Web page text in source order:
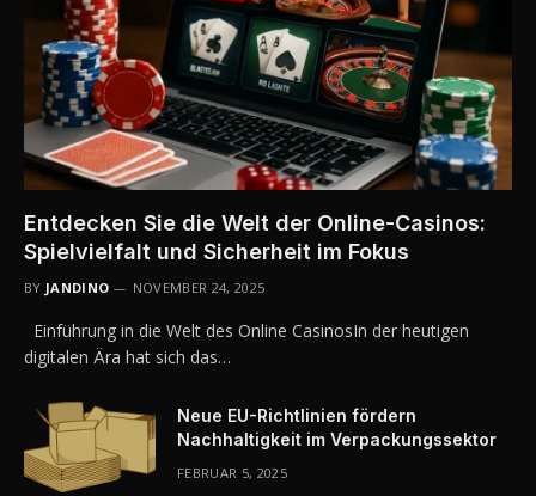
Entdecken Sie die Welt der Online-Casinos:
Spielvielfalt und Sicherheit im Fokus
BY JANDINO NOVEMBER 24, 2025
Einführung in die Welt des Online CasinosIn der heutigen
digitalen Ära hat sich das…
Neue EU-Richtlinien fördern
Nachhaltigkeit im Verpackungssektor
FEBRUAR 5, 2025